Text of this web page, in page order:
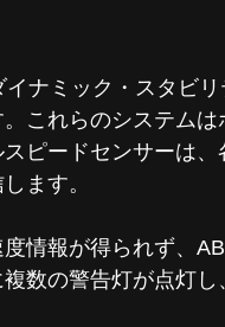
ナミック・スタビリ
これらのシステム
ピードセンサーは、
ます。
情報が得られず、
数の警告灯が点灯し